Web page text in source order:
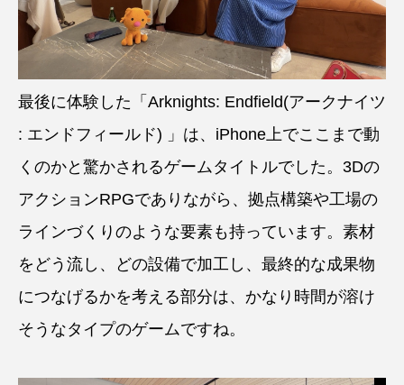
最後に体験した「Arknights: Endfield(アークナイツ
: エンドフィールド) 」は、iPhone上でここまで動
くのかと驚かされるゲームタイトルでした。3Dの
アクションRPGでありながら、拠点構築や工場の
ラインづくりのような要素も持っています。素材
をどう流し、どの設備で加工し、最終的な成果物
につなげるかを考える部分は、かなり時間が溶け
そうなタイプのゲームですね。